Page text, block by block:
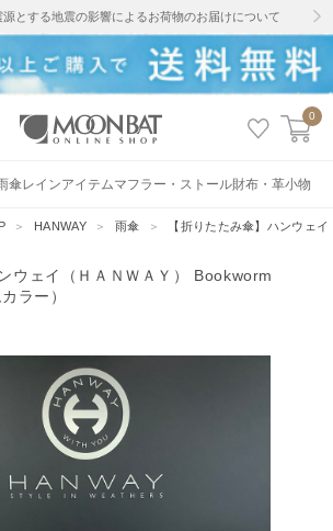
とする地震の影響によるお荷物のお届けについて
0
傘レインアイテムマフラー・ストール財布・革小物
＞ HANWAY ＞ 雨傘 ＞ 【折りたたみ傘】ハンウェ
ウェイ（ＨＡＮＷＡＹ） Bookworm
ラー）